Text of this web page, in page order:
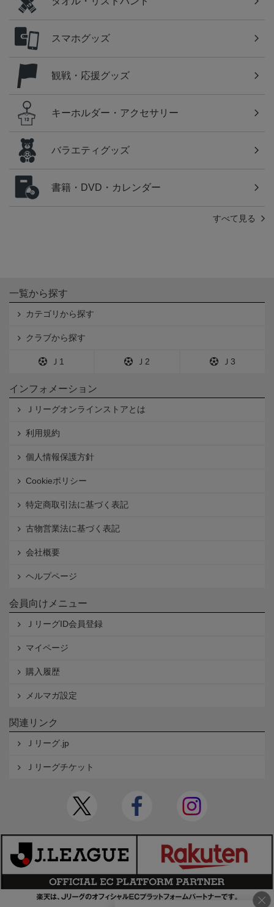
スマホグッズ
観戦・応援グッズ
キーホルダー・アクセサリー
バラエティグッズ
書籍・DVD・カレンダー
すべて見る
一覧から探す
カテゴリから探す
クラブから探す
Ｊ1 Ｊ2 Ｊ3
インフォメーション
Ｊリーグオンラインストアとは
利用規約
個人情報保護方針
Cookieポリシー
特定商取引法に基づく表記
古物営業法に基づく表記
会社概要
ヘルプページ
会員向けメニュー
ＪリーグID会員登録
マイページ
購入履歴
メルマガ設定
関連リンク
Ｊリーグ.jp
Ｊリーグチケット